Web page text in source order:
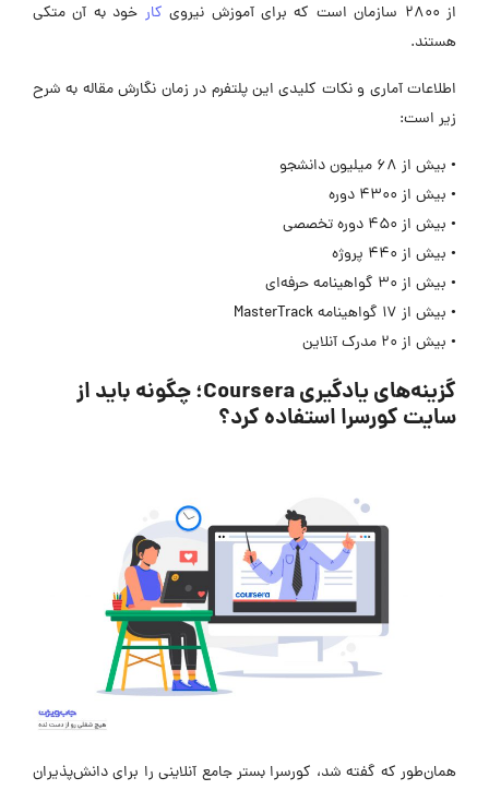
از 2800 سازمان است که برای آموزش نیروی
کار خود به آن متکی
هستند.
اطلاعات آماری و نکات کلیدی این پلتفرم در زمان نگارش مقاله به شرح
زیر است:
• بیش از 68 میلیون دانشجو
• بیش از 4300 دوره
• بیش از 450 دوره تخصصی
• بیش از 440 پروژه
• بیش از 30 گواهینامه حرفه‌ای
• بیش از 17 گواهینامه MasterTrack
• بیش از 20 مدرک آنلاین
گزینه‌های یادگیری Coursera؛ چگونه باید از
سایت کورسرا استفاده کرد؟
همان‌طور که گفته شد، کورسرا بستر جامع آنلاینی را برای دانش‌پذیران